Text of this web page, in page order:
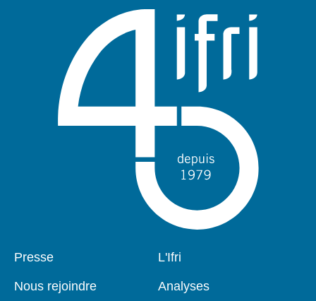
Pied
Presse
Nous rejoindre
Navigation
L'Ifri
Analyses